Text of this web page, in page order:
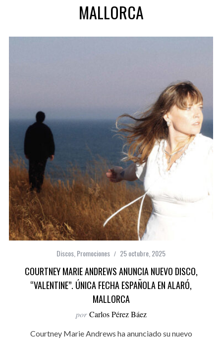
MALLORCA
Discos Promociones 25 octubre, 2025
COURTNEY MARIE ANDREWS ANUNCIA NUEVO DISCO,
“VALENTINE”. ÚNICA FECHA ESPAÑOLA EN ALARÓ,
MALLORCA
por Carlos Pérez Báez
Courtney Marie Andrews ha anunciado su nuevo